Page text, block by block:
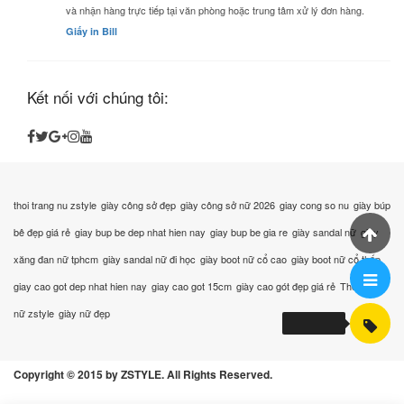
và nhận hàng trực tiếp tại văn phòng hoặc trung tâm xử lý đơn hàng.
Giấy in Bill
Kết nối với chúng tôi:
thoi trang nu zstyle giày công sở đẹp giày công sở nữ 2026 giay cong so nu giày búp
bê đẹp giá rẻ giay bup be dep nhat hien nay giay bup be gia re giày sandal nữ giày
xăng đan nữ tphcm giày sandal nữ đi học giày boot nữ cổ cao giày boot nữ cổ thấp
giay cao got dep nhat hien nay giay cao got 15cm giày cao gót đẹp giá rẻ Thời trang
nữ zstyle giày nữ đẹp
Copyright © 2015 by ZSTYLE. All Rights Reserved.